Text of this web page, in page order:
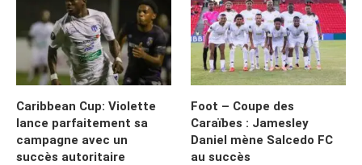
Caribbean Cup: Violette
lance parfaitement sa
campagne avec un
succès autoritaire
Foot – Coupe des
Caraïbes : Jamesley
Daniel mène Salcedo FC
au succès